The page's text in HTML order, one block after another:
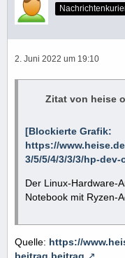
2. Juni 2022 um 19:10
Zitat von heise
[Blockierte Grafik:
https://
3/5/5/4/3/3/3/hp-
Der Linux-Hardware-
Notebook mit Ryzen-
Quelle: https://
beitrag.beitrag